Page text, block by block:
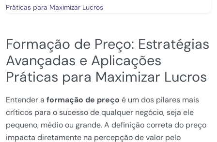
Formação de Preço: Estratégias
Avançadas e Aplicações
Práticas para Maximizar Lucros
Entender a formação de preço é um dos pilares mais
críticos para o sucesso de qualquer negócio, seja ele
pequeno, médio ou grande. A definição correta do preço
impacta diretamente na percepção de valor pelo